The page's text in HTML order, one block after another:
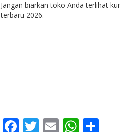
Jangan biarkan toko Anda terlihat
terbaru 2026.
Facebook
Twitter
Email